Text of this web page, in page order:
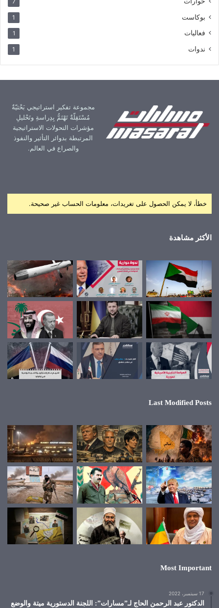
بوكاست 1
فعاليات 1
ندوات 1
مجموعة تفكير استراتيجي بَحْثيّةٌ
مُسْتَقِلّةٌ تَهْتَمُّ بِدِراسةِ وتَحْليلِ
مؤشرات التحولات الاستراتيجية
المرتبطة بدوائر التأثير والنفوذ
والصراع في العالم.
خطأ، لا يمكن الحصول على تغريدات، معلومات الحساب غير صحيحة.
الأكثر مشاهدة
Last Modified Posts
Most Important
17 سبتمبر، 2022
الدكتور عبد الرحمن الحاج لـ”مسارات”: اللجنة الدستورية ميتة والوضع